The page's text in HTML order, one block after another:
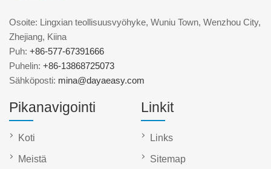
Osoite: Lingxian teollisuusvyöhyke, Wuniu Town, Wenzhou City,
Zhejiang, Kiina
Puh: +86-577-67391666
Puhelin: +86-13868725073
Sähköposti: mina@dayaeasy.com
Pikanavigointi
Koti
Meistä
Linkit
Links
Sitemap